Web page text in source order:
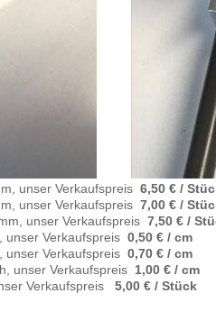
unser Verkaufspreis 6,50 € /
unser Verkaufspreis 7,00 € /
unser Verkaufspreis 7,50 € /
unser Verkaufspreis 0,50 € / cm
unser Verkaufspreis 0,70 € / cm
unser Verkaufspreis 1,00 € / cm
Verkaufspreis 5,00 € / Stück